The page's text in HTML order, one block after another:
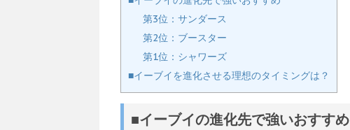
第3位：サンダース
第2位：ブースター
第1位：シャワーズ
■イーブイを進化させる理想のタイミングは？
■イーブイの進化先で強いおすすめ